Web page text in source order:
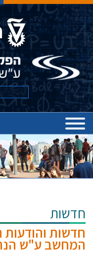
חדשות
חדשות
המחשב ע"ש